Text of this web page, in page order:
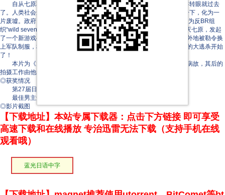
自从七原秋也与中川典子从新世纪教育法（简称BR）中逃出，两年转眼就过去
了。人类社会进入了恐怖主义时代！首都在反BR国家的恐怖分子的袭击下，化为一
片废墟。政府当局认定凶犯为七原秋也，开始了对其国际通缉。 七原作为反BR组
织“wild seven”的精神领袖，对所有成人发出 了宣战通告。成人为了剿灭七原，发起
了一个新游戏——BR2。又一个高中班被军队绑架到荒岛，他们无一例外地被勒令换
上军队制服，稍有不从下场就只有死亡！又一场血腥、残忍、惨无人道的大逃杀开始
了！
本片为《大逃杀》的续集，导演深作欣二在开机伊始便病倒，不久病故，其后的
拍摄工作由他的儿子深作健太担任。
◎获奖情况
第27届日本电影学院奖(2004)
最佳男主角(提名) 藤原龙也
◎影片截图
【下载地址】本站专属下载器：点击下方链接 即可享受
高速下载和在线播放 专治迅雷无法下载（支持手机在线
观看哦）
蓝光日语中字